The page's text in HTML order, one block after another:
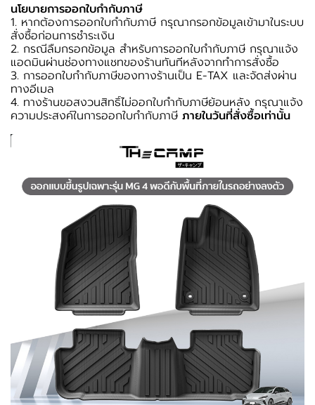
นโยบายการออกใบกำกับภาษี
1. หากต้องการออกใบกำกับภาษี กรุณากรอกข้อมูลเข้ามาในระบบ
สั่งซื้อก่อนการชำระเงิน
2. กรณีลืมกรอกข้อมูล สำหรับการออกใบกำกับภาษี กรุณาแจ้ง
แอดมินผ่านช่องทางแชทของร้านทันทีหลังจากทำการสั่งซื้อ
3. การออกใบกำกับภาษีของทางร้านเป็น E-TAX และจัดส่งผ่าน
ทางอีเมล
4. ทางร้านขอสงวนสิทธิ์ไม่ออกใบกำกับภาษีย้อนหลัง กรุณาแจ้ง
ความประสงค์ในการออกใบกำกับภาษี ภายในวันที่สั่งซื้อเท่านั้น